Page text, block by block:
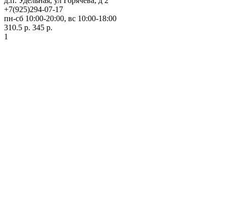
+7(925)294-07-17
пн-сб 10:00-20:00, вс 10:00-18:00
310.5 р. 345 р.
1